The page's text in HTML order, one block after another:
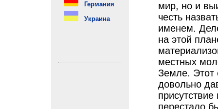
мир, но и
честь
именем.
на этой
местных
Земле. Этот
довольно
перестало